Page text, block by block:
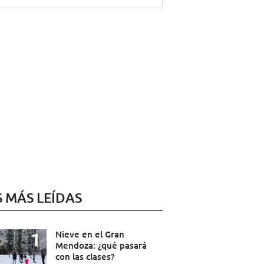
MÁS LEÍDAS
Nieve en el Gran
Mendoza: ¿qué pasará
con las clases?